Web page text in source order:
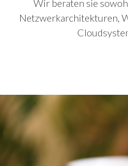
Wir beraten sie
Netzwerkarchitekturen,